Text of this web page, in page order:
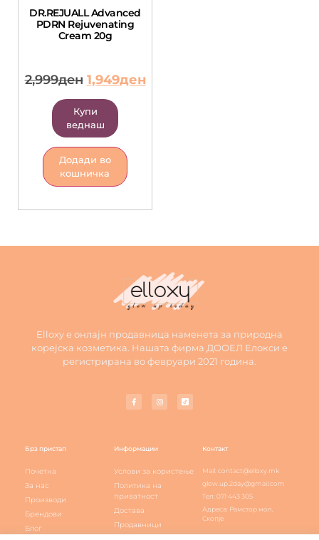
DR.REJUALL Advanced
PDRN Rejuvenating
Cream 20g
2,999ден 1,949ден
Купи
веднаш
Додади во
кошничка
Elloxy е онлајн продавница наменета за природна
корејска козметика. Нашата фирма ДООЕЛ Елокси е
регистрирана во февруари 2021 година.
Брз пристап
Почетна
За нас
Производи
Брендови
Блог
Информации
Услови за користење
Политика на
приватност
Достава
Продавници
Контакт
Mail: contact@elloxy.mk
glow.up.2day@gmail.com
Тел: 071 443 305
Адреса: Рамстор мол,
Скопје